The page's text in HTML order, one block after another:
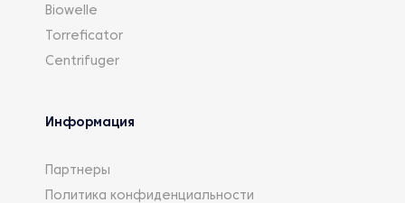
Biowelle
Torreficator
Centrifuger
Информация
Партнеры
Политика конфиденциальности